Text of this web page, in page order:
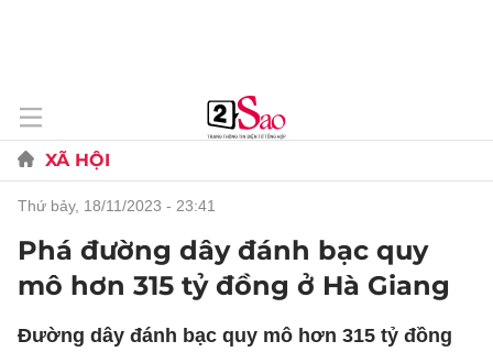
XÃ HỘI
thứ bảy, 18/11/2023 - 23:41
Phá đường dây đánh bạc quy
mô hơn 315 tỷ đồng ở Hà Giang
Đường dây đánh bạc quy mô hơn 315 tỷ đồng